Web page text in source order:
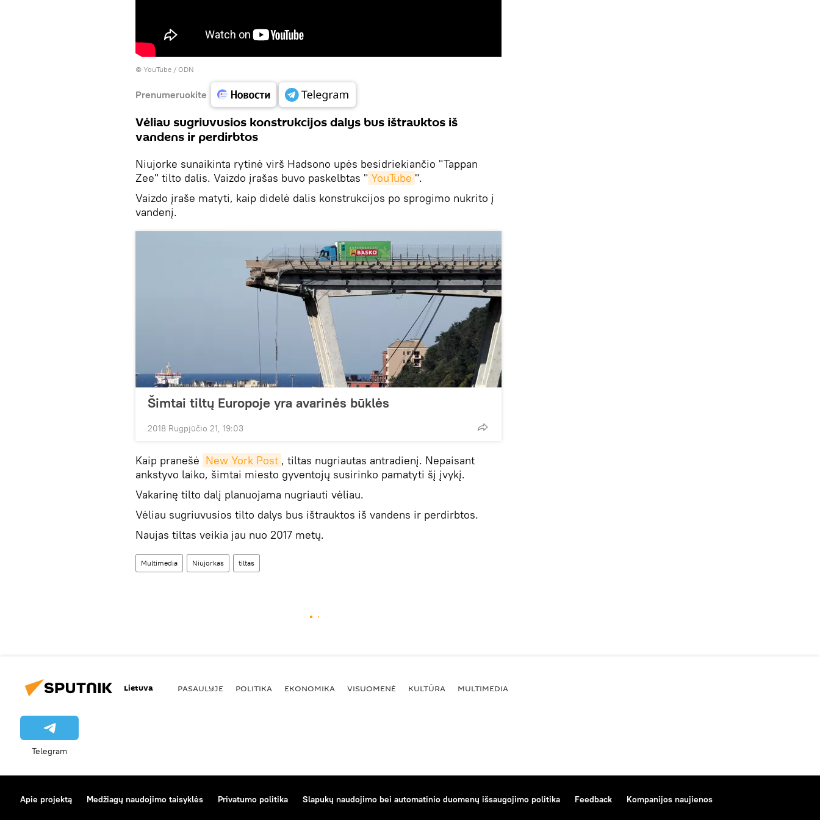
© YouTube / ODN
Prenumeruokite
Vėliau sugriuvusios konstrukcijos dalys bus ištrauktos iš
vandens ir perdirbtos
Niujorke sunaikinta rytinė virš Hadsono upės besidriekiančio "Tappan
Zee" tilto dalis. Vaizdo įrašas buvo paskelbtas " YouTube ".
Vaizdo įraše matyti, kaip didelė dalis konstrukcijos po sprogimo nukrito į
vandenį.
Šimtai tiltų Europoje yra avarinės būklės
2018 Rugpjūčio 21, 19:03
Kaip pranešė New York Post , tiltas nugriautas antradienį. Nepaisant
ankstyvo laiko, šimtai miesto gyventojų susirinko pamatyti šį įvykį.
Vakarinę tilto dalį planuojama nugriauti vėliau.
Vėliau sugriuvusios tilto dalys bus ištrauktos iš vandens ir perdirbtos.
Naujas tiltas veikia jau nuo 2017 metų.
Multimedia Niujorkas tiltas
Lietuva PASAULYJE POLITIKA EKONOMIKA VISUOMENĖ KULTŪRA MULTIMEDIA
Telegram
Apie projektą Medžiagų naudojimo taisyklės Privatumo politika Slapukų naudojimo bei automatinio duomenų išsaugojimo politika Feedback Kompanijos naujienos